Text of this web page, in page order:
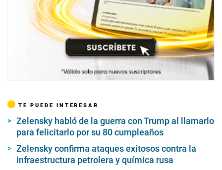
TE PUEDE INTERESAR
Zelensky habló de la guerra con Trump al llamarlo
para felicitarlo por su 80 cumpleaños
Zelensky confirma ataques exitosos contra la
infraestructura petrolera y química rusa